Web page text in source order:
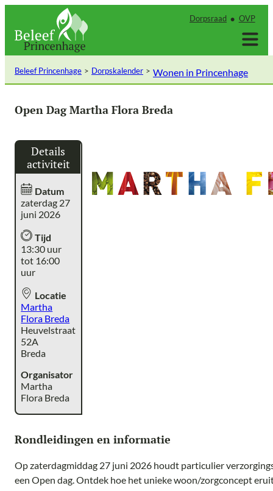
inhoud
Dorpsraad OVP
Beleef Princenhage Dorpskalender Wonen in Princenhage
Open Dag Martha Flora Breda
Details
activiteit
Datum
zaterdag 27
juni 2026
Tijd
13:30 uur
tot 16:00
uur
Locatie
Martha
Flora Breda
Heuvelstraat
52A
Breda
Organisator
Martha
Flora Breda
Rondleidingen en informatie
Op zaterdagmiddag 27 juni 2026 houdt particulier
een Open dag. Ontdek hoe het unieke woon/zorgconcept